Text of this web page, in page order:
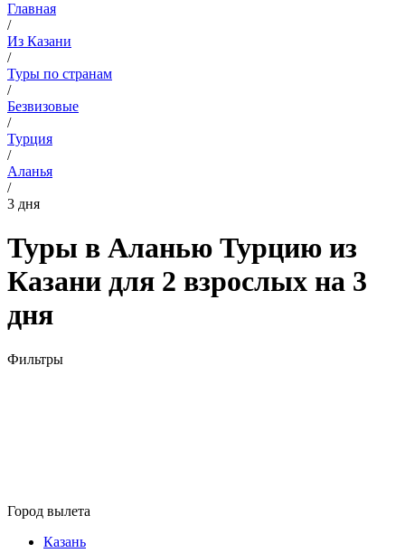
Главная
/
Из Казани
/
Туры по странам
/
Безвизовые
/
Турция
/
Аланья
/
3 дня
Туры в Аланью Турцию из
Казани для 2 взрослых на 3
дня
Фильтры
Город вылета
Казань